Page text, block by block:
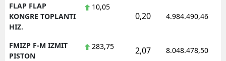
FLAP FLAP
KONGRE TOPLANTI
HIZ.
10,05
0,20 4.984.490,46
FMIZP F-M IZMIT
PISTON
283,75 2,07 8.048.478,50